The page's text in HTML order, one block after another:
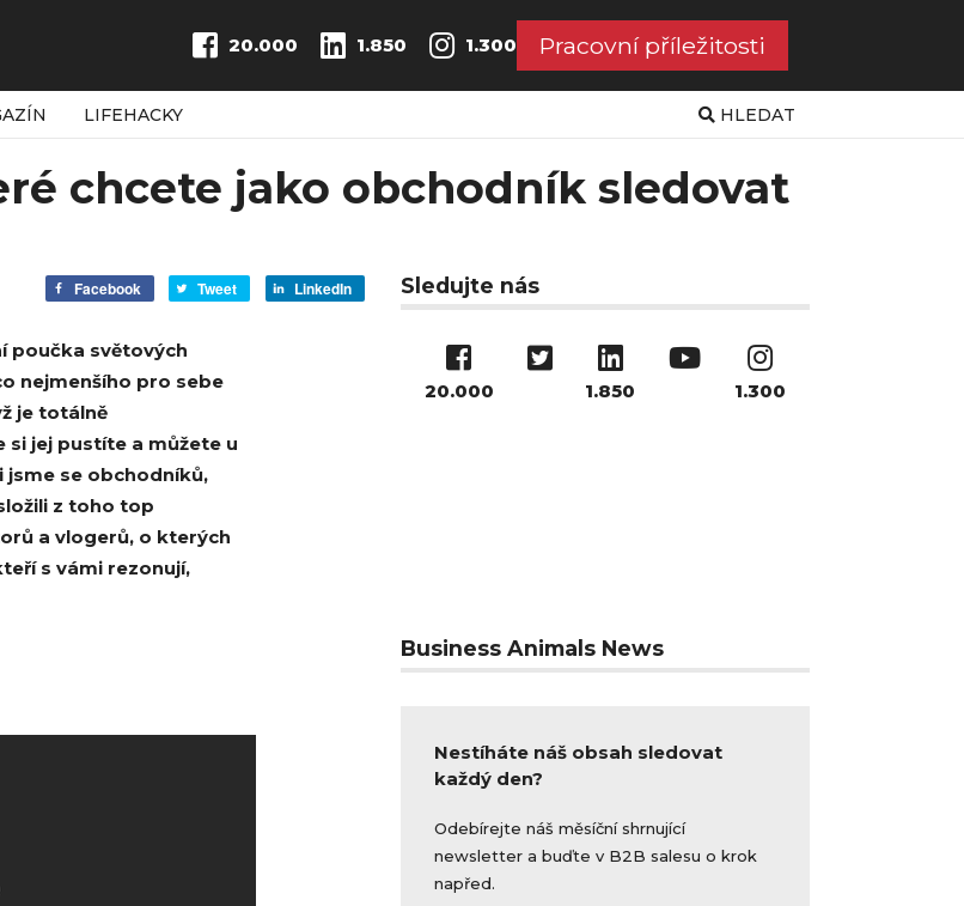
20.000 1.850 1.300 Pracovní příležitosti
LIFEHACKY HLEDAT
chcete jako obchodník sledovat
Facebook Tweet LinkedIn
poučka světových
nejmenšího pro sebe
je totálně
si jej pustíte a můžete u
jsme se obchodníků,
z toho top
a vlogerů, o kterých
s vámi rezonují,
Sledujte nás
20.000 1.850 1.300
Business Animals News
Nestíháte náš obsah sledovat
každý den?
Odebírejte náš měsíční shrnující
newsletter a buďte v B2B salesu o krok
napřed.